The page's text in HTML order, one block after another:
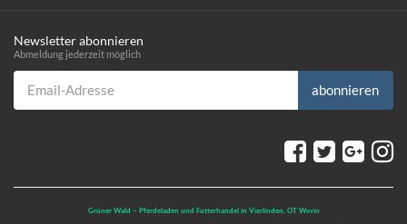
Newsletter abonnieren
Abmeldung jederzeit möglich
Email-Adresse
abonnieren
Grüner Wald – Pferdeladen und Futterhandel in Vierlinden, OT Worin